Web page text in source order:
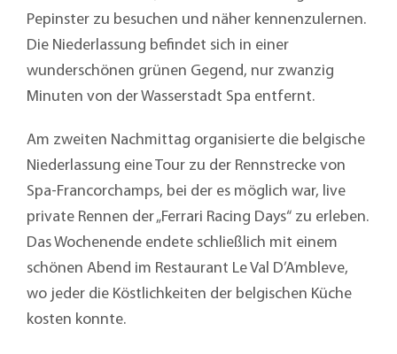
Pepinster zu besuchen und näher kennenzulernen.
Die Niederlassung befindet sich in einer
wunderschönen grünen Gegend, nur zwanzig
Minuten von der Wasserstadt Spa entfernt.
Am zweiten Nachmittag organisierte die belgische
Niederlassung eine Tour zu der Rennstrecke von
Spa-Francorchamps, bei der es möglich war, live
private Rennen der „Ferrari Racing Days“ zu erleben.
Das Wochenende endete schließlich mit einem
schönen Abend im Restaurant Le Val D’Ambleve,
wo jeder die Köstlichkeiten der belgischen Küche
kosten konnte.